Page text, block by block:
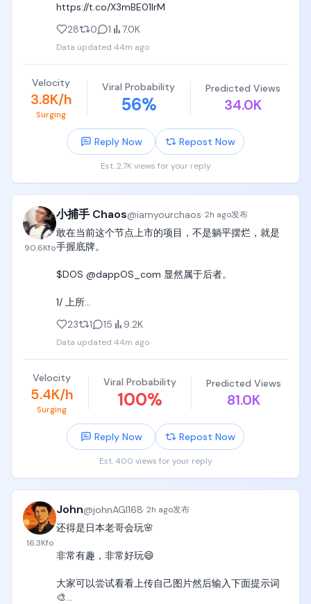
https://t.co/X3mBE01lrM
28
0 1 7.0K
Data updated 44m ago
Velocity
3.8K/h
Surging
Viral Probability
56%
Predicted Views
34.0K
Reply Now Repost Now
Est. 2.7K views for your reply
90.6Kfo
小捕手 Chaos@iamyourchaos·2h ago发布
敢在当前这个节点上市的项目，不是躺平摆烂，就是
手握底牌。
$DOS @dappOS_com 显然属于后者。
1/ 上所
OKX Boost + 币安——社区已经扒出来了。
这套配置基本拉满，没什么好挑的。
但 $DOS 手里还藏着一张牌：韩国交易所。
不论是 Kaito 的 Pre-TGE 榜单，还是韩国本土的第三
方排名，DAPPOS 都稳居前列。
强社区共识叠加 AI 赛道热度，是 $DOS 后续登陆韩所
的最大底气。
DAPPOS A 轮融资估值：3 亿美元
允定价。
Surf——从"链上彭博终端"切入，目前已涉足 vibe
AI 操作系统，把智能决策、链上执行和生态服务整合
到一起，专门服务 OPC（One-Person Company）
23 1 15 9.2K
Data updated 44m ago
Velocity
5.4K/h
Surging
Viral Probability
100%
Predicted Views
81.0K
Reply Now Repost Now
Est. 400 views for your reply
16.3Kfo
John@johnAGI168·2h ago发布
还得是日本老哥会玩🌸
非常有趣，非常好玩😄
大家可以尝试看看上传自己图片然后输入下面提示词
🎨